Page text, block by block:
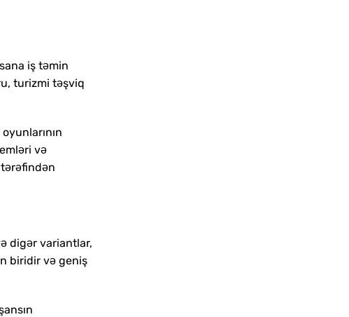
iş təmin
turizmi təşviq
və
digər variantlar,
biridir və geniş